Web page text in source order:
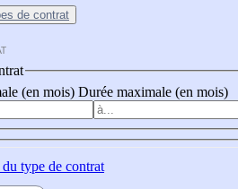
de contrat
(en mois) Durée maximale (en mois)
type de contrat